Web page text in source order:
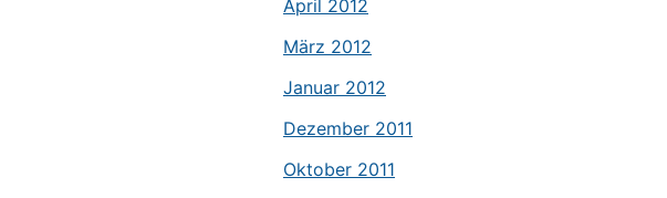
April 2012
März 2012
Januar 2012
Dezember 2011
Oktober 2011